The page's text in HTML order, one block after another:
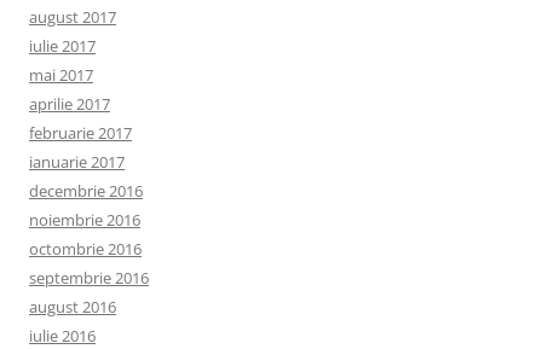
august 2017
iulie 2017
mai 2017
aprilie 2017
februarie 2017
ianuarie 2017
decembrie 2016
noiembrie 2016
octombrie 2016
septembrie 2016
august 2016
iulie 2016